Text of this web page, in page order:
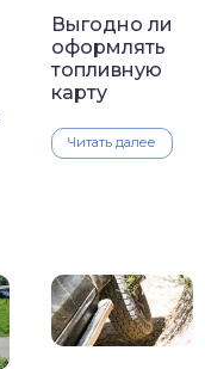
Выгодно ли
оформлять
топливную
карту
Читать далее